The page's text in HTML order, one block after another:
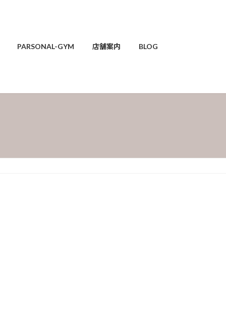
PARSONAL-GYM 店舗案内 BLOG